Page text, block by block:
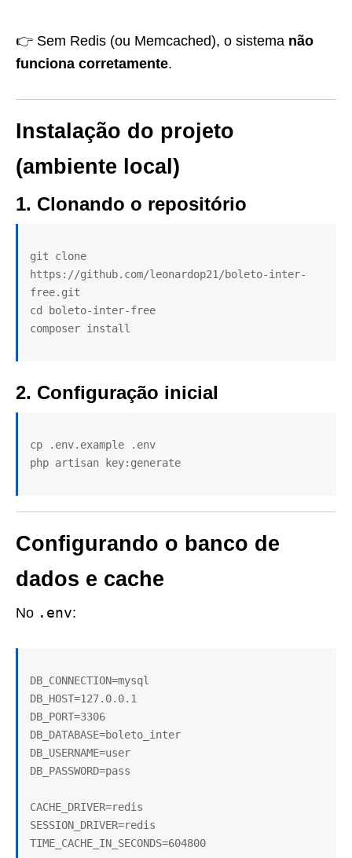
👉 Sem Redis (ou Memcached), o sistema não
funciona corretamente.
Instalação do projeto
(ambiente local)
1. Clonando o repositório
git clone
https://github.com/leonardop21/boleto-inter-
free.git
cd boleto-inter-free
2. Configuração inicial
cp .env.example .env
Configurando o banco de
dados e cache
No .env:
DB_CONNECTION=mysql
DB_HOST=127.0.0.1
DB_PORT=3306
DB_DATABASE=boleto_inter
DB_USERNAME=user
DB_PASSWORD=pass
CACHE_DRIVER=redis
SESSION_DRIVER=redis